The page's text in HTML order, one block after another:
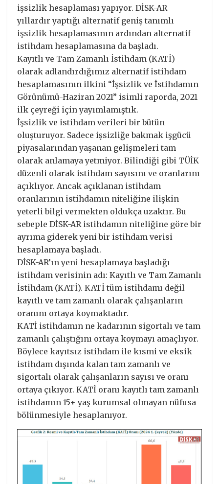
işsizlik hesaplaması yapıyor. DİSK-AR
yıllardır yaptığı alternatif geniş tanımlı
işsizlik hesaplamasının ardından alternatif
istihdam hesaplamasına da başladı.
Kayıtlı ve Tam Zamanlı İstihdam (KATİ)
olarak adlandırdığımız alternatif istihdam
hesaplamasının ilkini “İşsizlik ve İstihdamın
Görünümü-Haziran 2021” isimli raporda, 2021
ilk çeyreği için yayımlamıştık.
İşsizlik ve istihdam verileri bir bütün
oluşturuyor. Sadece işsizliğe bakmak işgücü
piyasalarından yaşanan gelişmeleri tam
olarak anlamaya yetmiyor. Bilindiği gibi TÜİK
düzenli olarak istihdam sayısını ve oranlarını
açıklıyor. Ancak açıklanan istihdam
oranlarının istihdamın niteliğine ilişkin
yeterli bilgi vermekten oldukça uzaktır. Bu
sebeple DİSK-AR istihdamın niteliğine göre bir
ayrıma giderek yeni bir istihdam verisi
hesaplamaya başladı.
DİSK-AR’ın yeni hesaplamaya başladığı
istihdam verisinin adı: Kayıtlı ve Tam Zamanlı
İstihdam (KATİ). KATİ tüm istihdamı değil
kayıtlı ve tam zamanlı olarak çalışanların
oranını ortaya koymaktadır.
KATİ istihdamın ne kadarının sigortalı ve tam
zamanlı çalıştığını ortaya koymayı amaçlıyor.
Böylece kayıtsız istihdam ile kısmi ve eksik
istihdam dışında kalan tam zamanlı ve
sigortalı olarak çalışanların sayısı ve oranı
ortaya çıkıyor. KATİ oranı kayıtlı tam zamanlı
istihdamın 15+ yaş kurumsal olmayan nüfusa
bölünmesiyle hesaplanıyor.